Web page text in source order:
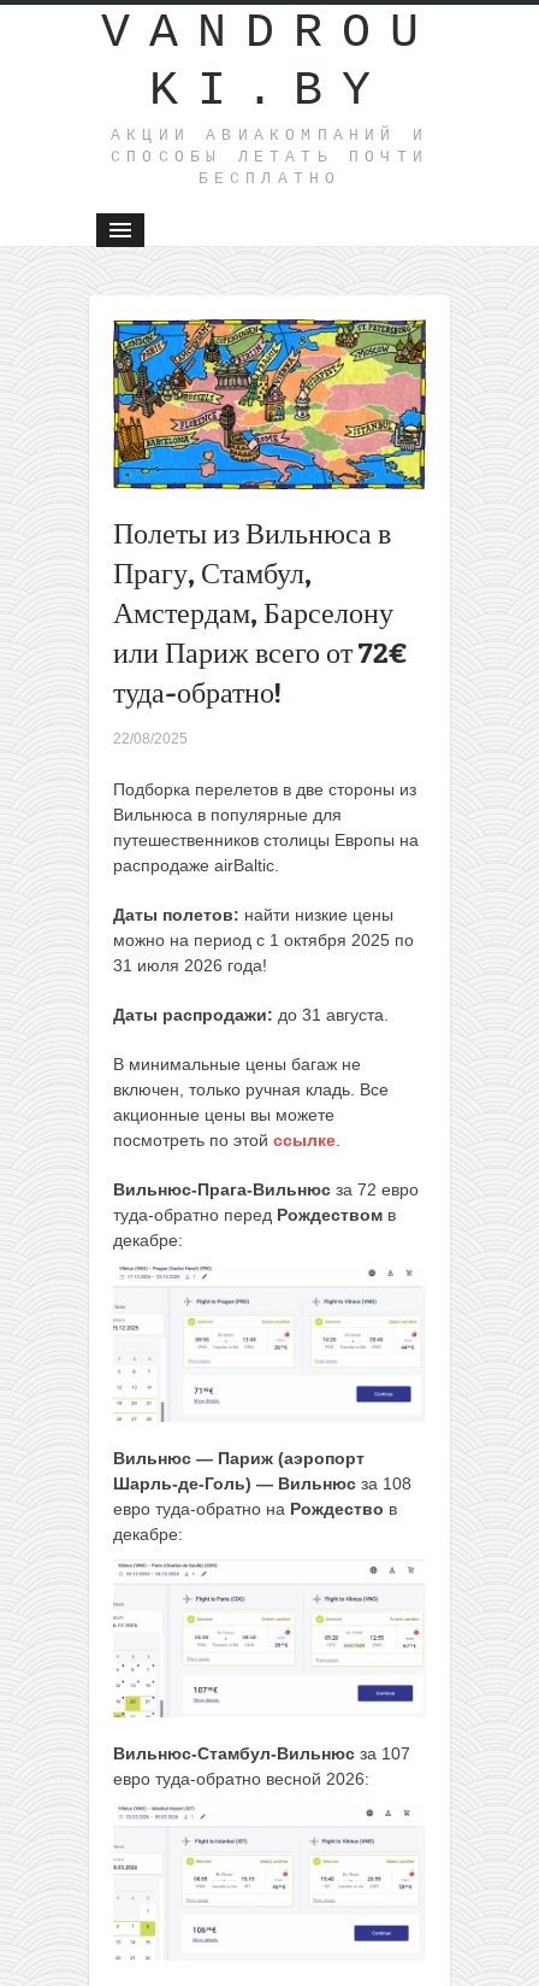
VANDROU
KI.BY
АКЦИИ АВИАКОМПАНИЙ И
СПОСОБЫ ЛЕТАТЬ ПОЧТИ
БЕСПЛАТНО
Полеты из Вильнюса в
Прагу, Стамбул,
Амстердам, Барселону
или Париж всего от 72€
туда-обратно!
22/08/2025
Подборка перелетов в две стороны из
Вильнюса в популярные для
путешественников столицы Европы на
распродаже airBaltic.
Даты полетов: найти низкие цены
можно на период с 1 октября 2025 по
31 июля 2026 года!
Даты распродажи: до 31 августа.
В минимальные цены багаж не
включен, только ручная кладь. Все
акционные цены вы можете
посмотреть по этой ссылке
Вильнюс-Прага-Вильнюс за 72 евро
туда-обратно перед Рождеством в
декабре:
Вильнюс — Париж (аэропорт
Шарль-де-Голь) — Вильнюс за 108
евро туда-обратно на Рождество в
декабре:
Вильнюс-Стамбул-Вильнюс за 107
евро туда-обратно весной 2026:
airBaltic:
много
из
и Риги
AJet:
всего по